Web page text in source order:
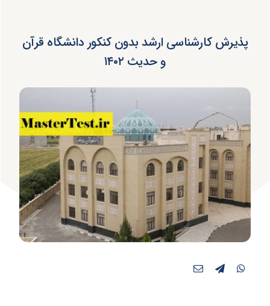
پذیرش کارشناسی ارشد بدون کنکور دانشگاه قرآن
و حدیث ۱۴۰۲